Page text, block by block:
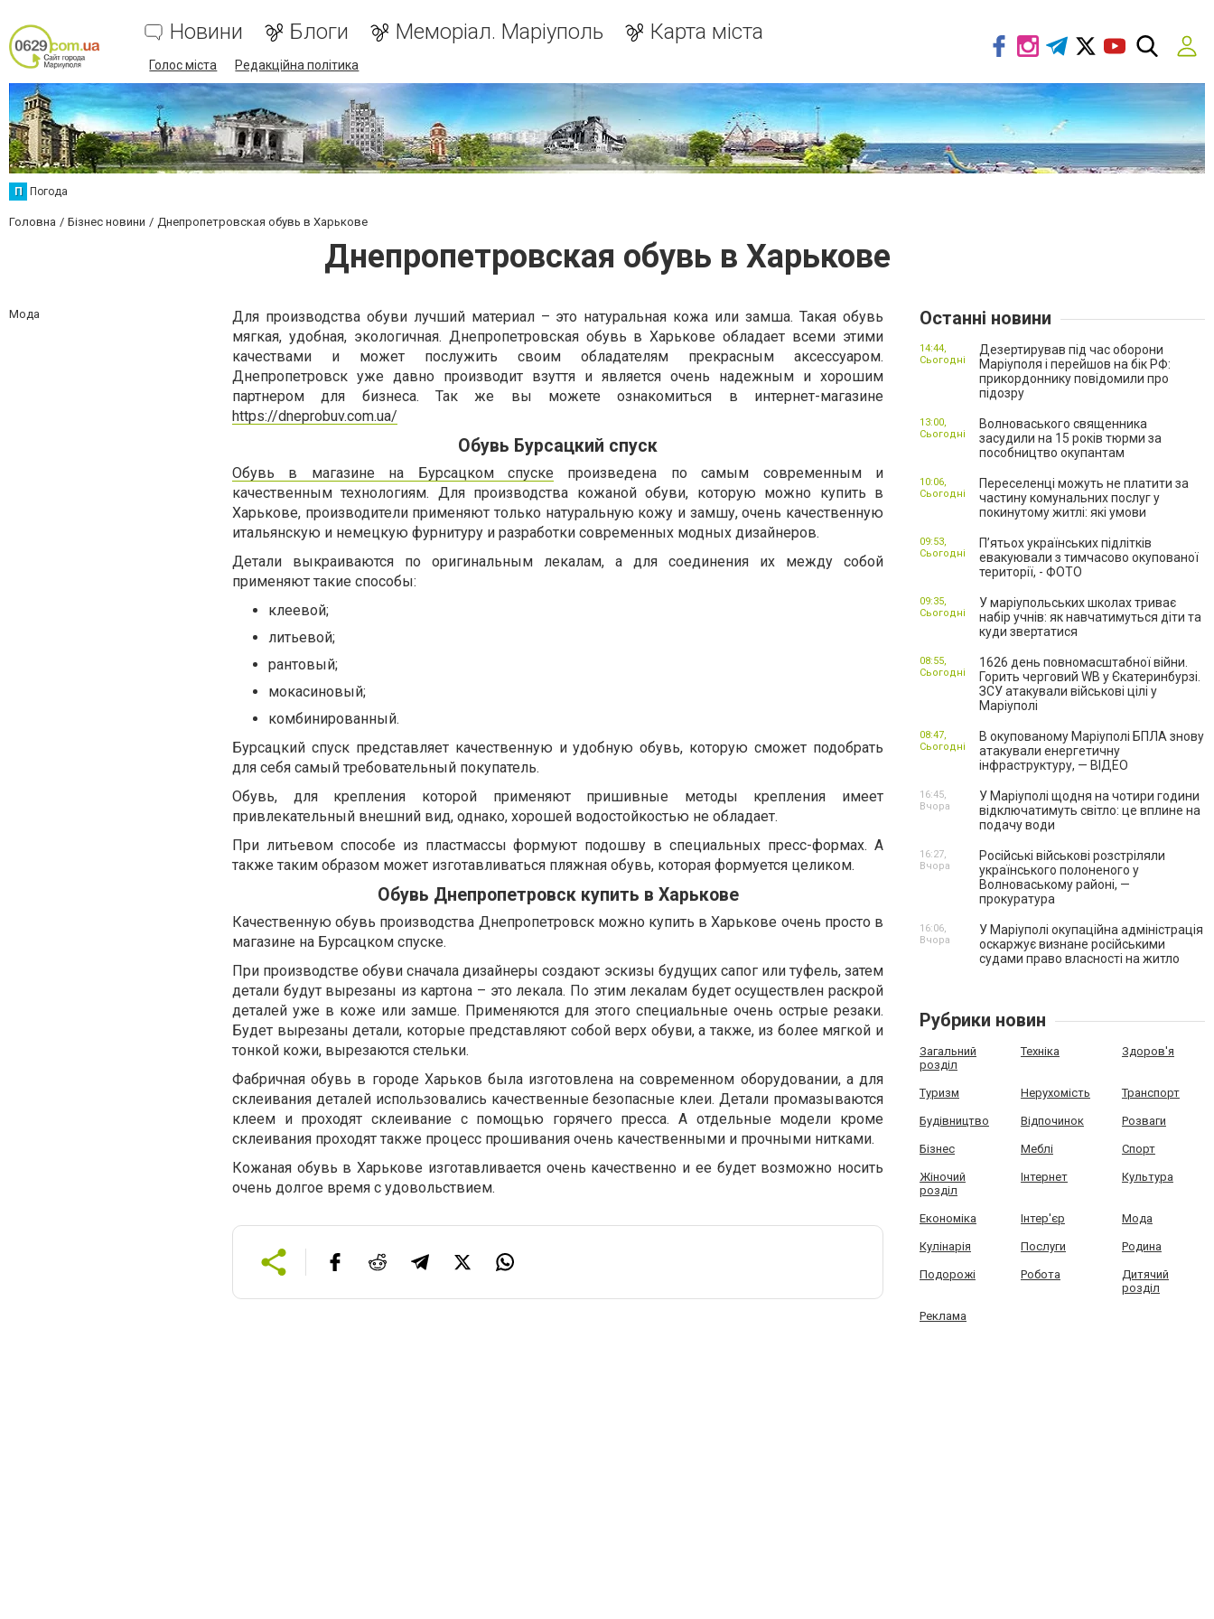
Новини Блоги Меморіал. Маріуполь Карта міста
Голос міста Редакційна політика
П Погода
Головна Бізнес новини Днепропетровская обувь в Харькове
Днепропетровская обувь в Харькове
Мода
Для производства обуви лучший материал – это натуральная кожа или замша. Такая обувь
мягкая, удобная, экологичная. Днепропетровская обувь в Харькове обладает всеми этими
качествами и может послужить своим обладателям прекрасным аксессуаром.
Днепропетровск уже давно производит взуття и является очень надежным и хорошим
партнером для бизнеса. Так же вы можете ознакомиться в интернет-магазине
https://dneprobuv.com.ua/
Обувь Бурсацкий спуск
Обувь в магазине на Бурсацком спуске произведена по самым современным и
качественным технологиям. Для производства кожаной обуви, которую можно купить в
Харькове, производители применяют только натуральную кожу и замшу, очень качественную
итальянскую и немецкую фурнитуру и разработки современных модных дизайнеров.
Детали выкраиваются по оригинальным лекалам, а для соединения их между собой
применяют такие способы:
клеевой;
литьевой;
рантовый;
мокасиновый;
комбинированный.
Бурсацкий спуск представляет качественную и удобную обувь, которую сможет подобрать
для себя самый требовательный покупатель.
Обувь, для крепления которой применяют пришивные методы крепления имеет
привлекательный внешний вид, однако, хорошей водостойкостью не обладает.
При литьевом способе из пластмассы формуют подошву в специальных пресс-формах. А
также таким образом может изготавливаться пляжная обувь, которая формуется целиком.
Обувь Днепропетровск купить в Харькове
Качественную обувь производства Днепропетровск можно купить в Харькове очень просто в
магазине на Бурсацком спуске.
При производстве обуви сначала дизайнеры создают эскизы будущих сапог или туфель, затем
детали будут вырезаны из картона – это лекала. По этим лекалам будет осуществлен раскрой
деталей уже в коже или замше. Применяются для этого специальные очень острые резаки.
Будет вырезаны детали, которые представляют собой верх обуви, а также, из более мягкой и
тонкой кожи, вырезаются стельки.
Фабричная обувь в городе Харьков была изготовлена на современном оборудовании, а для
склеивания деталей использовались качественные безопасные клеи. Детали промазываются
клеем и проходят склеивание с помощью горячего пресса. А отдельные модели кроме
склеивания проходят также процесс прошивания очень качественными и прочными нитками.
Кожаная обувь в Харькове изготавливается очень качественно и ее будет возможно носить
очень долгое время с удовольствием.
Останні новини
Дезертирував під час оборони
Маріуполя і перейшов на бік РФ:
прикордоннику повідомили про
підозру
14:44,
Сьогодні
Волноваського священника
засудили на 15 років тюрми за
пособництво окупантам
13:00,
Сьогодні
Переселенці можуть не платити за
частину комунальних послуг у
покинутому житлі: які умови
10:06,
Сьогодні
П’ятьох українських підлітків
евакуювали з тимчасово окупованої
території, - ФОТО
09:53,
Сьогодні
У маріупольських школах триває
набір учнів: як навчатимуться діти та
куди звертатися
09:35,
Сьогодні
1626 день повномасштабної війни.
Горить черговий WB у Єкатеринбурзі.
ЗСУ атакували військові цілі у
Маріуполі
08:55,
Сьогодні
В окупованому Маріуполі БПЛА знову
атакували енергетичну
інфраструктуру, — ВІДЕО
08:47,
Сьогодні
У Маріуполі щодня на чотири години
відключатимуть світло: це вплине на
подачу води
16:45,
Вчора
Російські військові розстріляли
українського полоненого у
Волноваському районі, —
прокуратура
16:27,
Вчора
У Маріуполі окупаційна адміністрація
оскаржує визнане російськими
судами право власності на житло
16:06,
Вчора
Рубрики новин
Загальний
розділ
Техніка Здоров'я
Туризм Нерухомість Транспорт
Будівництво Відпочинок Розваги
Бізнес Меблі Спорт
Жіночий
розділ
Інтернет Культура
Економіка Інтер'єр Мода
Кулінарія Послуги Родина
Подорожі Робота
Дитячий
розділ
Реклама